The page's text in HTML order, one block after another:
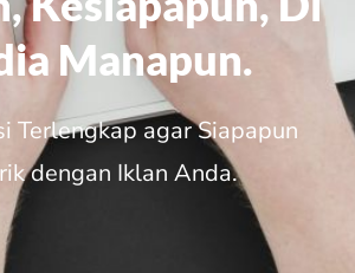
Manapun.
Terlengkap agar Siapapun
dengan Iklan Anda.